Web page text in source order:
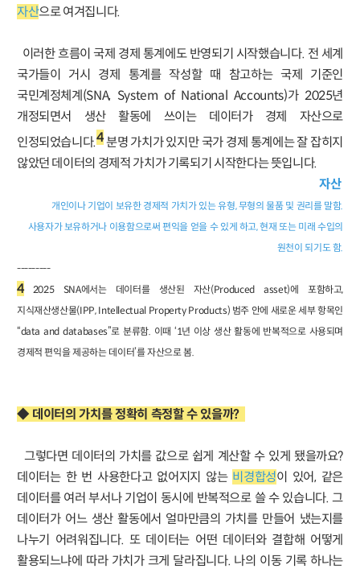
자산으로 여겨집니다.
이러한 흐름이 국제 경제 통계에도 반영되기 시작했습니다. 전 세계
국가들이 거시 경제 통계를 작성할 때 참고하는 국제 기준인
국민계정체계(SNA, System of National Accounts)가 2025년
개정되면서 생산 활동에 쓰이는 데이터가 경제 자산으로
인정되었습니다.4분명 가치가 있지만 국가 경제 통계에는 잘 잡히지
않았던 데이터의 경제적 가치가 기록되기 시작한다는 뜻입니다.
자산
개인이나 기업이 보유한 경제적 가치가 있는 유형, 무형의 물품 및 권리를 말함.
사용자가 보유하거나 이용함으로써 편익을 얻을 수 있게 하고, 현재 또는 미래 수입의
원천이 되기도 함.
---------
42025 SNA에서는 데이터를 생산된 자산(Produced asset)에 포함하고,
지식재산생산물(IPP, Intellectual Property Products) 범주 안에 새로운 세부 항목인
“data and databases”로 분류함. 이때 ‘1년 이상 생산 활동에 반복적으로 사용되며
경제적 편익을 제공하는 데이터’를 자산으로 봄.
◆ 데이터의 가치를 정확히 측정할 수 있을까?
그렇다면 데이터의 가치를 값으로 쉽게 계산할 수 있게 됐을까요?
데이터는 한 번 사용한다고 없어지지 않는 비경합성이 있어, 같은
데이터를 여러 부서나 기업이 동시에 반복적으로 쓸 수 있습니다. 그
데이터가 어느 생산 활동에서 얼마만큼의 가치를 만들어 냈는지를
나누기 어려워집니다. 또 데이터는 어떤 데이터와 결합해 어떻게
활용되느냐에 따라 가치가 크게 달라집니다. 나의 이동 기록 하나는